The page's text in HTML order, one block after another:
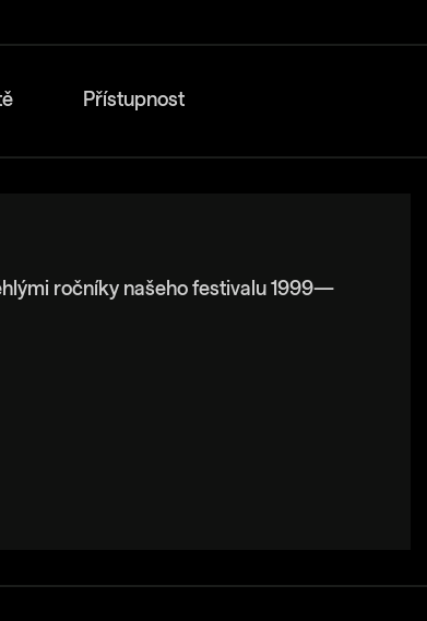
Přístupnost
ročníky našeho festivalu 1999—